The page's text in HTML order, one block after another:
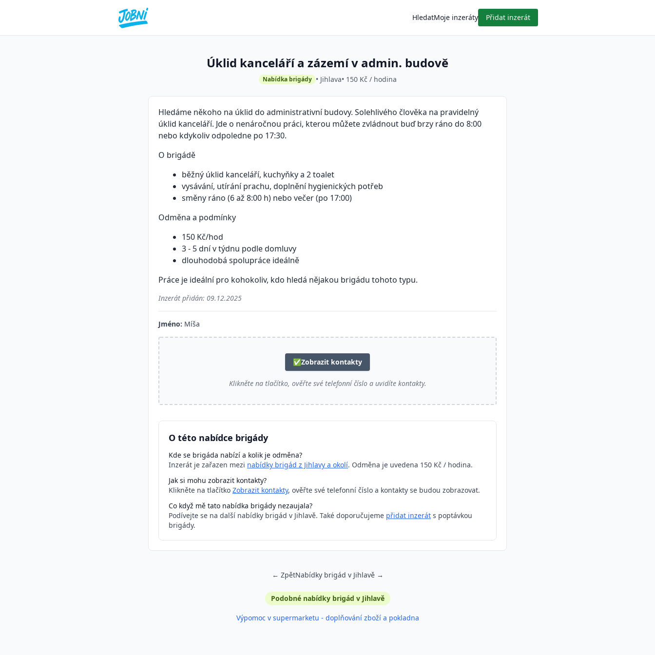
HledatMoje inzeráty Přidat inzerát
Úklid kanceláří a zázemí v admin. budově
Nabídka brigády • Jihlava• 150 Kč / hodina
Hledáme někoho na úklid do administrativní budovy. Solehlivého člověka na pravidelný
úklid kanceláří. Jde o nenáročnou práci, kterou můžete zvládnout buď brzy ráno do 8:00
nebo kdykoliv odpoledne po 17:30.
O brigádě
běžný úklid kanceláří, kuchyňky a 2 toalet
vysávání, utírání prachu, doplnění hygienických potřeb
směny ráno (6 až 8:00 h) nebo večer (po 17:00)
Odměna a podmínky
150 Kč/hod
3 - 5 dní v týdnu podle domluvy
dlouhodobá spolupráce ideálně
Práce je ideální pro kohokoliv, kdo hledá nějakou brigádu tohoto typu.
Inzerát přidán: 09.12.2025
Jméno: Míša
✅Zobrazit kontakty
Klikněte na tlačítko, ověřte své telefonní číslo a uvidíte kontakty.
O této nabídce brigády
Kde se brigáda nabízí a kolik je odměna?
Inzerát je zařazen mezi nabídky brigád z Jihlavy a okolí. Odměna je uvedena 150 Kč / hodina.
Jak si mohu zobrazit kontakty?
Klikněte na tlačítko Zobrazit kontakty, ověřte své telefonní číslo a kontakty se budou zobrazovat.
Co když mě tato nabídka brigády nezaujala?
Podívejte se na další nabídky brigád v Jihlavě. Také doporučujeme přidat inzerát s poptávkou
brigády.
← ZpětNabídky brigád v Jihlavě →
Podobné nabídky brigád v Jihlavě
Výpomoc v supermarketu - doplňování zboží a pokladna